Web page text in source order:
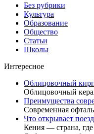
Без рубрики
Культура
Образование
Общество
Статьи
Школы
Интересное
Облицовочный
Облицовочный
Преимущества
Современная
Что открывает
Кения — страна, где